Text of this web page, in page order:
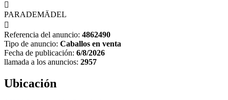

PARADEMÄDEL

Referencia del anuncio: 4862490
Tipo de anuncio: Caballos en venta
Fecha de publicación: 6/8/2026
llamada a los anuncios: 2957
Ubicación